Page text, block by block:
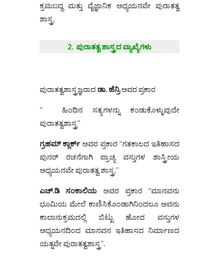
ಕ್ರಮಬದ್ಧ ಮತ್ತು ವೈಜ್ಞಾನಿಕ ಅಧ್ಯಯನವೇ ಪುರಾತತ್ವ
ಶಾಸ್ತ್ರ.
2. ಪುರಾತತ್ವಶಾಸ್ತ್ರದವ್ಯಾಖ್ಯೆಗಳು
ಪುರಾತತ್ವಶಾಸ್ತ್ರಜ್ಞರಾದಡಾ.ಹೆನ್ರಿಅವರ ಪ್ರಕಾರ
ʻʻ ಹಿಂದಿನ ಸತ್ಯಗಳನ್ನು ಕಂಡುಕೊಳ್ಳುವುದೇ
ಪುರಾತತ್ವಶಾಸ್ತ್ರʼʼ
ಗ್ರಹಮ್‌ ಕ್ಲಾರ್ಕ್‌ಅವರ ಪ್ರಕಾರ ʻʻಗತಕಾಲದ ಇತಿಹಾಸದ
ಪುನರ್ ರಚನೆಗಾಗಿ ಪ್ರಾಚ್ಯ ವಸ್ತುಗಳ ಶಾಸ್ತ್ರೀಯ
ಅಧ್ಯಯನವೇ ಪುರಾತತ್ವ ಶಾಸ್ತ್ರ.ʼʼ
ಎಚ್‌.ಡಿ ಸಂಕಾಲಿಯ ಅವರ ಪ್ರಕಾರ ʻʻಮಾನವನು
ಭೂಮಿಯ ಮೇಲೆ ಕಾಣಿಸಿಕೊಂಡಾಗಿನಿಂದಲೂ ಅವನು
ಕಾಲಾನುಕ್ರಮದಲ್ಲಿ ಬಿಟ್ಟು ಹೋದ ವಸ್ತುಗಳ
ಅಧ್ಯಯನದಿಂದ ಮಾನವನ ಇತಿಹಾಸದ ನಿರ್ಮಾಣದ
ಯತ್ನವೇ ಪುರಾತತ್ವಶಾಸ್ತ್ರʼʼ.